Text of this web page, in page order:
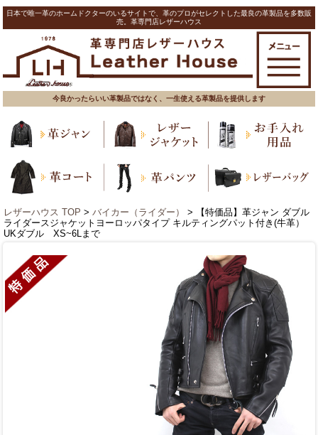
日本で唯一革のホームドクターのいるサイトで、革のプロがセレクトした最良の革製品を多数販
売。革専門店レザーハウス
今良かったらいい革製品ではなく、一生使える革製品を提供します
レザーハウス TOP > バイカー（ライダー）
> 【特価品】革ジャン ダブル
ライダースジャケットヨーロッパタイプ キルティングパット付き(牛革）
UKダブル XS~6Lまで